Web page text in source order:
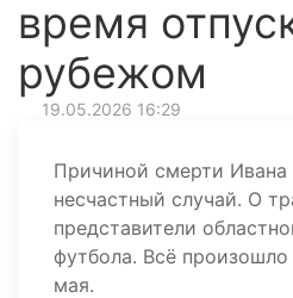
время
рубежом
19.05.2026 16:29
Причиной смерти Ивана
несчастный случай. О
представители
футбола. Всё произошло
мая.